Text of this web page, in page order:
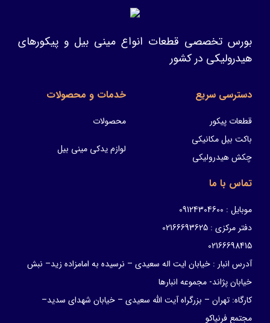
بورس تخصصی قطعات انواع مینی بیل و پیکورهای
هیدرولیکی در کشور
دسترسی سریع
قطعات پیکور
باکت بیل مکانیکی
چکش هیدرولیکی
خدمات و محصولات
محصولات
لوازم یدکی مینی بیل
تماس با ما
موبایل : 09124304600
دفتر مرکزی : 02166693625
02166698415
آدرس انبار : خیابان ایت اله سعیدی – نرسیده به امامزاده زید– نبش
خیابان پژاند- مجموعه انبارها
کارگاه: تهران – بزرگراه آیت الله سعیدی – خیابان شهدای سدید–
مجتمع فرنیاکو